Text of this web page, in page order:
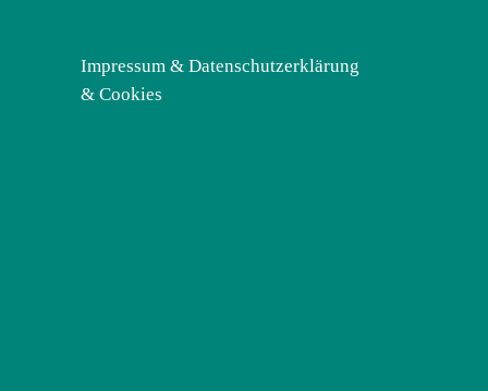
Impressum & Datenschutzerklärung
& Cookies